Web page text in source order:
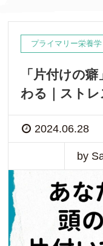
プライマリー栄養学
「片付けの
わる｜ストレ
2024.06.28
by